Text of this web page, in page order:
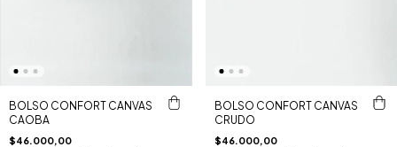
BOLSO CONFORT CANVAS
CAOBA
$46.000,00
BOLSO CONFORT CANVAS
CRUDO
$46.000,00